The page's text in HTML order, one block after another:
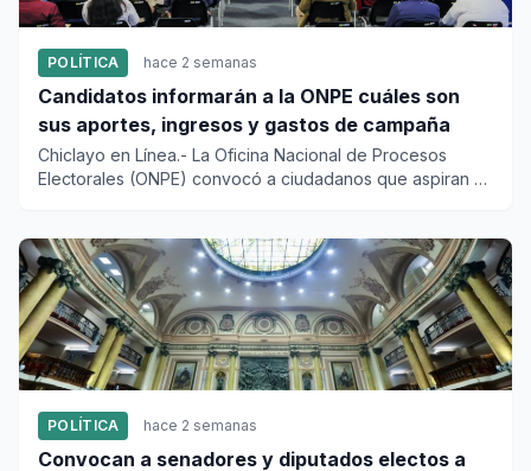
POLÍTICA hace 2 semanas
Candidatos informarán a la ONPE cuáles son
sus aportes, ingresos y gastos de campaña
Chiclayo en Línea.- La Oficina Nacional de Procesos
Electorales (ONPE) convocó a ciudadanos que aspiran a
POLÍTICA hace 2 semanas
Convocan a senadores y diputados electos a